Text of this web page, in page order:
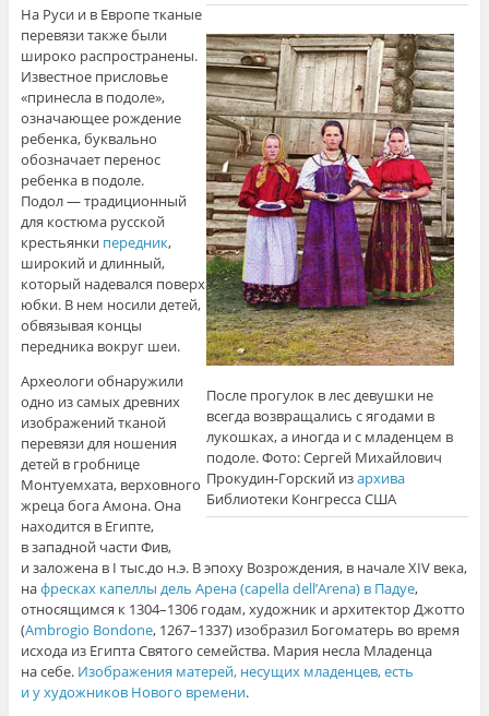
После прогулок в лес девушки не
всегда возвращались с ягодами в
лукошках, а иногда и с младенцем в
подоле. Фото: Сергей Михайлович
Прокудин-Горский изархива
Библиотеки Конгресса США
На Руси и в Европе тканые
перевязи также были
широко распространены.
Известное присловье
«принесла в подоле»,
означающее рождение
ребенка, буквально
обозначает перенос
ребенка в подоле.
Подол — традиционный
для костюма русской
крестьянки передник,
широкий и длинный,
который надевался поверх
юбки. В нем носили детей,
обвязывая концы
передника вокруг шеи.
Археологи обнаружили
одно из самых древних
изображений тканой
перевязи для ношения
детей в гробнице
Монтуемхата, верховного
жреца бога Амона. Она
находится в Египте,
в западной части Фив,
и заложена в I тыс.до н.э. В эпоху Возрождения, в начале XIV века,
нафресках капеллы дель Арена (capella dell’Arena) в Падуе,
относящимся к 1304–1306 годам, художник и архитектор Джотто
(Ambrogio Bondone, 1267–1337) изобразил Богоматерь во время
исхода из Египта Святого семейства. Мария несла Младенца
на себе. Изображения матерей, несущих младенцев, есть
и у художников Нового времени.